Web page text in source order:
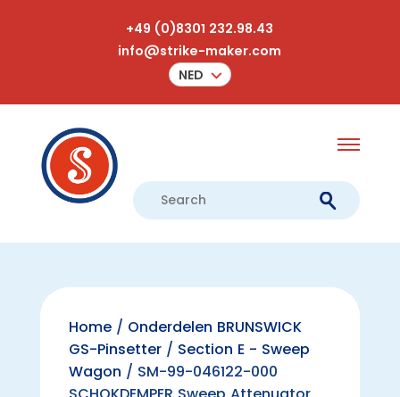
+49 (0)8301 232.98.43
info@strike-maker.com
NED
Home/ Onderdelen BRUNSWICK
GS-Pinsetter/ Section E - Sweep
Wagon / SM-99-046122-000